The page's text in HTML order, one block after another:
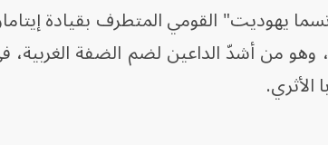
يهوديت" القومي المتطرف بقيادة
وهو من أشدّ الداعين لضم الضفة الغربية،
الأثري.